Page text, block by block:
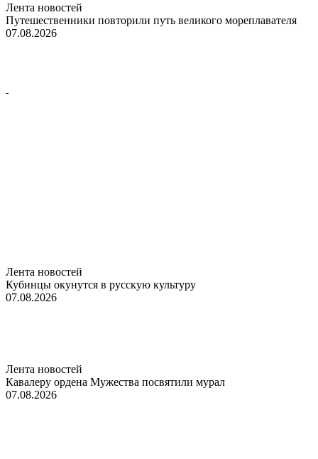
Лента новостей
Путешественники повторили путь великого мореплавателя
07.08.2026
Лента новостей
Кубинцы окунутся в русскую культуру
07.08.2026
Лента новостей
Кавалеру ордена Мужества посвятили мурал
07.08.2026